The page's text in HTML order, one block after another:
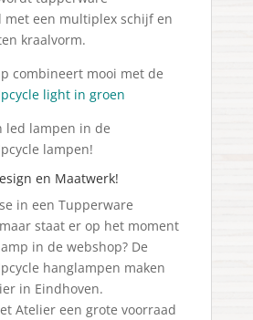
met een multiplex schijf en
kraalvorm.
combineert mooi met de
light in groen
led lampen in de
lampen!
en Maatwerk!
in een Tupperware
staat er op het moment
in de webshop? De
hanglampen maken
in Eindhoven.
Atelier een grote voorraad